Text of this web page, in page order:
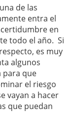
de las
entra el
en
todo el año. Si
es muy
algunos
para que
el riesgo
vayan a hacer
que puedan